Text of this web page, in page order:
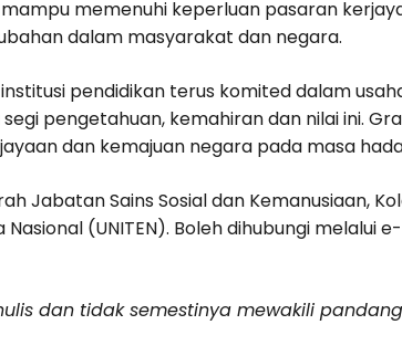
memenuhi keperluan pasaran
dalam masyarakat dan negara.
pendidikan terus komited dalam
pengetahuan, kemahiran dan nilai ini.
dan kemajuan negara pada masa
Jabatan Sains Sosial dan Kemanusiaan,
(UNITEN). Boleh dihubungi melalui
dan tidak semestinya mewakili